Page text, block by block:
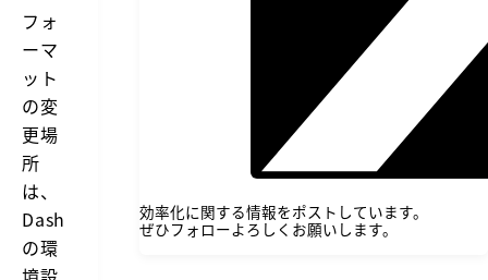
フォ
ーマ
ット
の変
更場
所
は、
Dash
の環
効率化に関する情報をポストしています。
ぜひフォローよろしくお願いします。